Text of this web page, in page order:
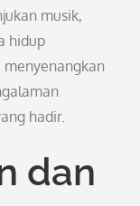
musik,
hidup
hadir.
dan